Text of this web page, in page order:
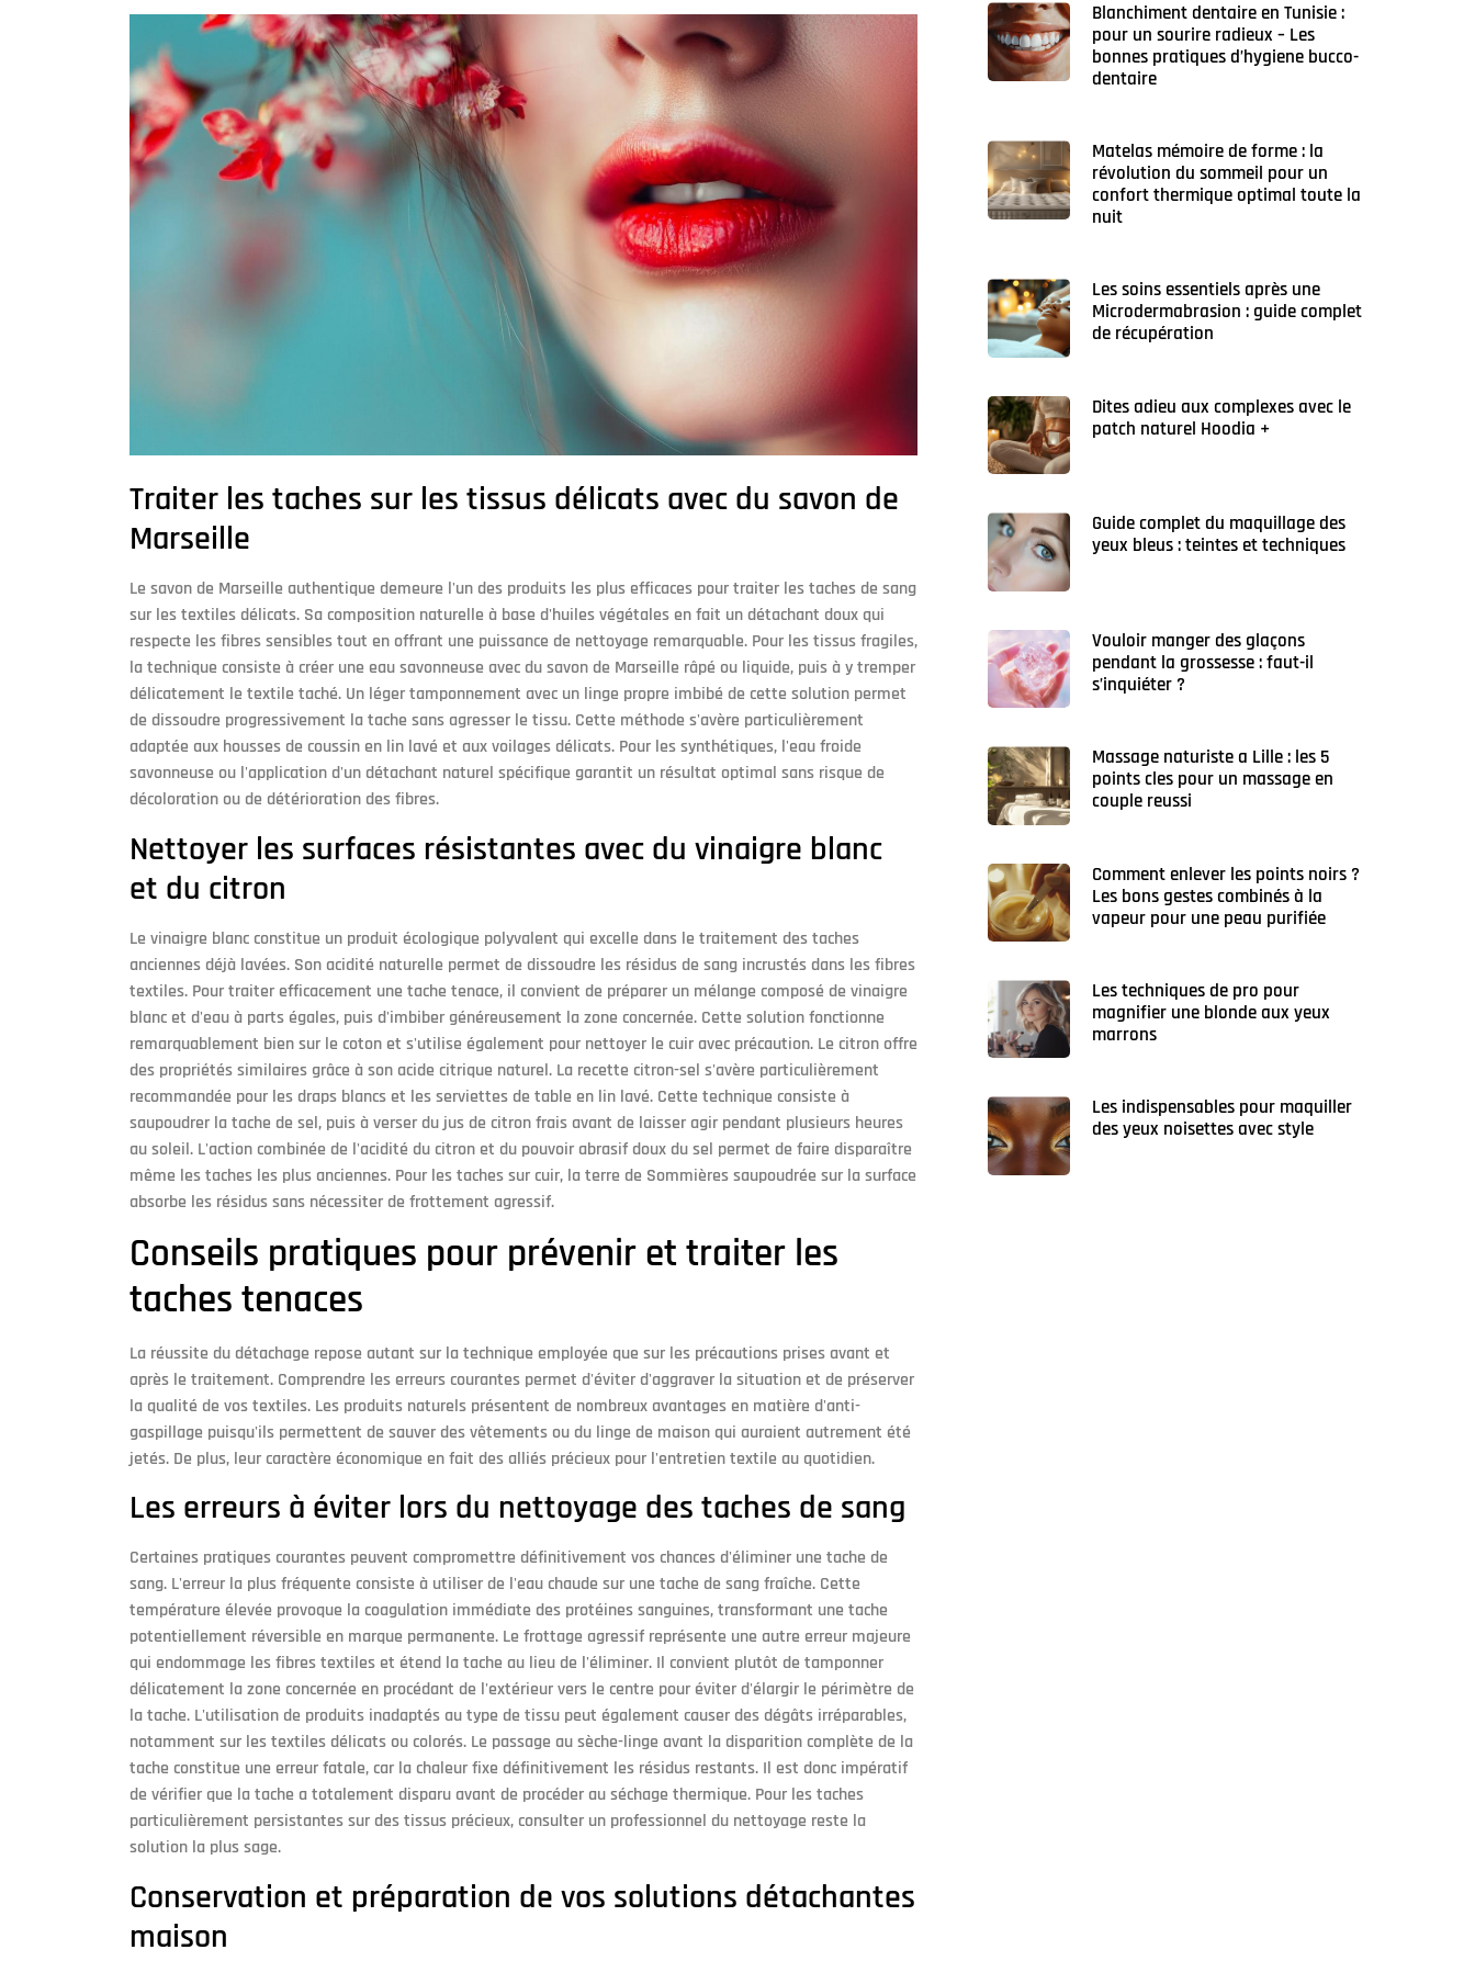
Traiter les taches sur les tissus délicats avec du savon de
Marseille
Le savon de Marseille authentique demeure l'un des produits les plus efficaces pour traiter les taches de sang
sur les textiles délicats. Sa composition naturelle à base d'huiles végétales en fait un détachant doux qui
respecte les fibres sensibles tout en offrant une puissance de nettoyage remarquable. Pour les tissus fragiles,
la technique consiste à créer une eau savonneuse avec du savon de Marseille râpé ou liquide, puis à y tremper
délicatement le textile taché. Un léger tamponnement avec un linge propre imbibé de cette solution permet
de dissoudre progressivement la tache sans agresser le tissu. Cette méthode s'avère particulièrement
adaptée aux housses de coussin en lin lavé et aux voilages délicats. Pour les synthétiques, l'eau froide
savonneuse ou l'application d'un détachant naturel spécifique garantit un résultat optimal sans risque de
décoloration ou de détérioration des fibres.
Nettoyer les surfaces résistantes avec du vinaigre blanc
et du citron
Le vinaigre blanc constitue un produit écologique polyvalent qui excelle dans le traitement des taches
anciennes déjà lavées. Son acidité naturelle permet de dissoudre les résidus de sang incrustés dans les fibres
textiles. Pour traiter efficacement une tache tenace, il convient de préparer un mélange composé de vinaigre
blanc et d'eau à parts égales, puis d'imbiber généreusement la zone concernée. Cette solution fonctionne
remarquablement bien sur le coton et s'utilise également pour nettoyer le cuir avec précaution. Le citron offre
des propriétés similaires grâce à son acide citrique naturel. La recette citron-sel s'avère particulièrement
recommandée pour les draps blancs et les serviettes de table en lin lavé. Cette technique consiste à
saupoudrer la tache de sel, puis à verser du jus de citron frais avant de laisser agir pendant plusieurs heures
au soleil. L'action combinée de l'acidité du citron et du pouvoir abrasif doux du sel permet de faire disparaître
même les taches les plus anciennes. Pour les taches sur cuir, la terre de Sommières saupoudrée sur la surface
absorbe les résidus sans nécessiter de frottement agressif.
Conseils pratiques pour prévenir et traiter les
taches tenaces
La réussite du détachage repose autant sur la technique employée que sur les précautions prises avant et
après le traitement. Comprendre les erreurs courantes permet d'éviter d'aggraver la situation et de préserver
la qualité de vos textiles. Les produits naturels présentent de nombreux avantages en matière d'anti-
gaspillage puisqu'ils permettent de sauver des vêtements ou du linge de maison qui auraient autrement été
jetés. De plus, leur caractère économique en fait des alliés précieux pour l'entretien textile au quotidien.
Les erreurs à éviter lors du nettoyage des taches de sang
Certaines pratiques courantes peuvent compromettre définitivement vos chances d'éliminer une tache de
sang. L'erreur la plus fréquente consiste à utiliser de l'eau chaude sur une tache de sang fraîche. Cette
température élevée provoque la coagulation immédiate des protéines sanguines, transformant une tache
potentiellement réversible en marque permanente. Le frottage agressif représente une autre erreur majeure
qui endommage les fibres textiles et étend la tache au lieu de l'éliminer. Il convient plutôt de tamponner
délicatement la zone concernée en procédant de l'extérieur vers le centre pour éviter d'élargir le périmètre de
la tache. L'utilisation de produits inadaptés au type de tissu peut également causer des dégâts irréparables,
notamment sur les textiles délicats ou colorés. Le passage au sèche-linge avant la disparition complète de la
tache constitue une erreur fatale, car la chaleur fixe définitivement les résidus restants. Il est donc impératif
de vérifier que la tache a totalement disparu avant de procéder au séchage thermique. Pour les taches
particulièrement persistantes sur des tissus précieux, consulter un professionnel du nettoyage reste la
solution la plus sage.
Conservation et préparation de vos solutions détachantes
maison
Blanchiment dentaire en Tunisie :
pour un sourire radieux – Les
bonnes pratiques d’hygiene bucco-
dentaire
Matelas mémoire de forme : la
révolution du sommeil pour un
confort thermique optimal toute la
nuit
Les soins essentiels après une
Microdermabrasion : guide complet
de récupération
Dites adieu aux complexes avec le
patch naturel Hoodia +
Guide complet du maquillage des
yeux bleus : teintes et techniques
Vouloir manger des glaçons
pendant la grossesse : faut-il
s’inquiéter ?
Massage naturiste a Lille : les 5
points cles pour un massage en
couple reussi
Comment enlever les points noirs ?
Les bons gestes combinés à la
vapeur pour une peau purifiée
Les techniques de pro pour
magnifier une blonde aux yeux
marrons
Les indispensables pour maquiller
des yeux noisettes avec style